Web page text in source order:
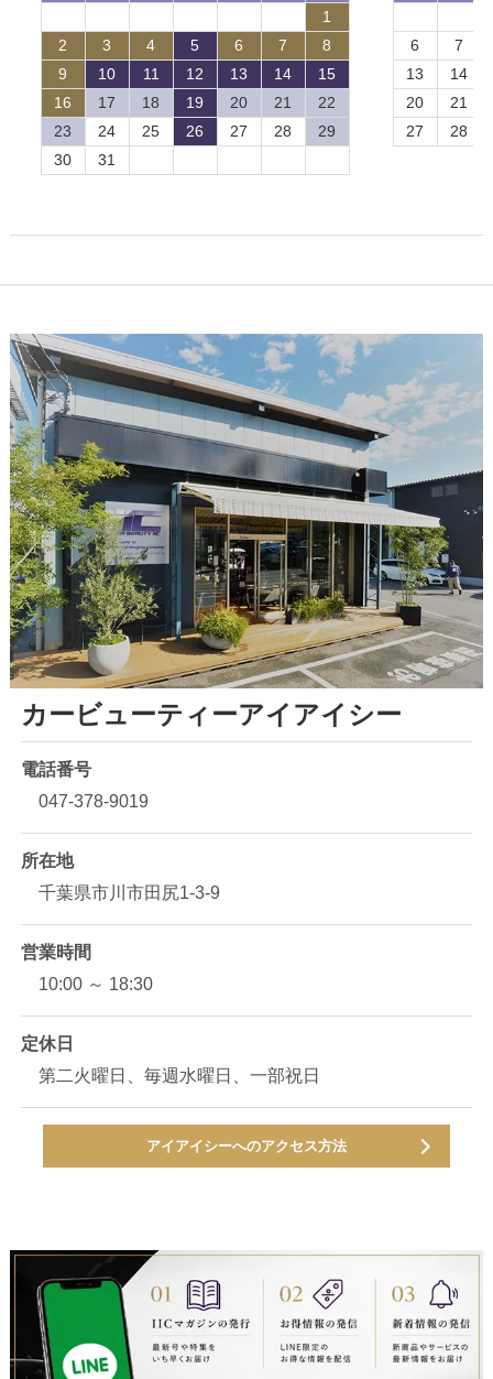
1
2
3 4 5 6 7
8
9
10 11 12 13 14
15
16
17 18 19 20 21
22
23
24 25 26 27 28
29
30
31
6
7
13
14
20
21
27
28
カービューティーアイアイシー
電話番号
047-378-9019
所在地
千葉県市川市田尻1-3-9
営業時間
10:00 ～ 18:30
定休日
第二火曜日、毎週水曜日、一部祝日
アイアイシーへのアクセス方法